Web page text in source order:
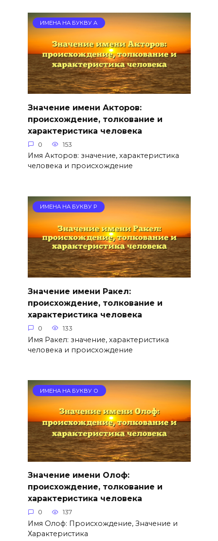
ИМЕНА НА БУКВУ А
Значение имени Акторов:
происхождение, толкование и
характеристика человека
0 153
Имя Акторов: значение, характеристика
человека и происхождение
ИМЕНА НА БУКВУ Р
Значение имени Ракел:
происхождение, толкование и
характеристика человека
0 133
Имя Ракел: значение, характеристика
человека и происхождение
ИМЕНА НА БУКВУ О
Значение имени Олоф:
происхождение, толкование и
характеристика человека
0 137
Имя Олоф: Происхождение, Значение и
Характеристика